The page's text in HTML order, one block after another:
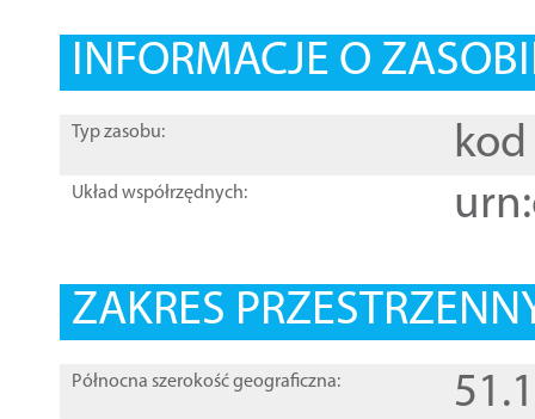
INFORMACJE O
Typ zasobu: kod
Układ współrzędnych:
ZAKRES
Północna szerokość geograficzna: